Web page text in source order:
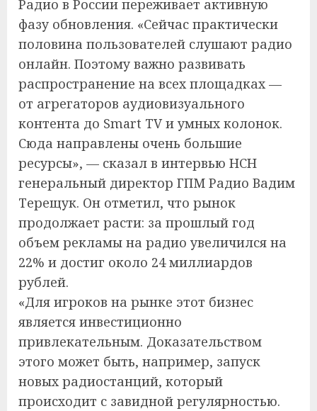
Радио в России переживает активную
фазу обновления. «Сейчас практически
половина пользователей слушают радио
онлайн. Поэтому важно развивать
распространение на всех площадках —
от агрегаторов аудиовизуального
контента до Smart TV и умных колонок.
Сюда направлены очень большие
ресурсы», — сказал в интервью НСН
генеральный директор ГПМ Радио Вадим
Терещук. Он отметил, что рынок
продолжает расти: за прошлый год
объем рекламы на радио увеличился на
22% и достиг около 24 миллиардов
рублей.
«Для игроков на рынке этот бизнес
является инвестиционно
привлекательным. Доказательством
этого может быть, например, запуск
новых радиостанций, который
происходит с завидной регулярностью.